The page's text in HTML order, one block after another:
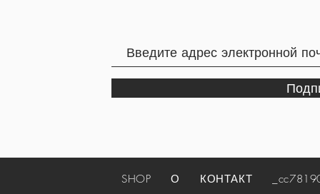
SHOP О КОНТАКТ